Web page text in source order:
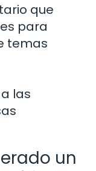
que
para
temas
las
un